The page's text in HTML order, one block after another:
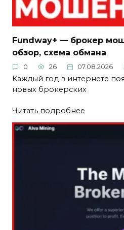
Fundway+ — брокер
обзор, схема обмана
0 26 07.08.2026
Каждый год в интернете
новых брокерских
Читать подробнее